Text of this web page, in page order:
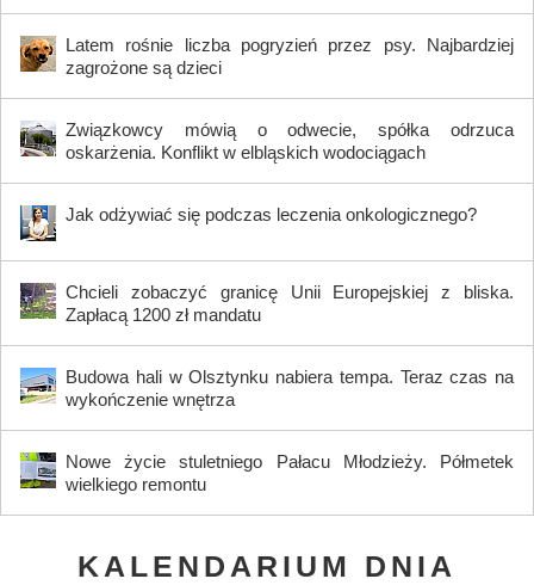
Latem rośnie liczba pogryzień przez psy. Najbardziej
zagrożone są dzieci
Związkowcy mówią o odwecie, spółka odrzuca
oskarżenia. Konflikt w elbląskich wodociągach
Jak odżywiać się podczas leczenia onkologicznego?
Chcieli zobaczyć granicę Unii Europejskiej z bliska.
Zapłacą 1200 zł mandatu
Budowa hali w Olsztynku nabiera tempa. Teraz czas na
wykończenie wnętrza
Nowe życie stuletniego Pałacu Młodzieży. Półmetek
wielkiego remontu
KALENDARIUM DNIA